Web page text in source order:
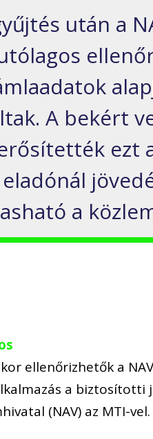
után a
A bekért
ezt
a
ellenőrizhetők a
a biztosítotti
(NAV) az MTI-